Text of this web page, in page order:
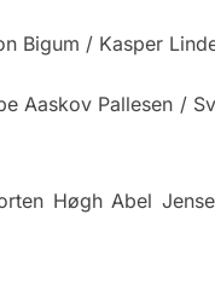
Bigum / Kasper
Aaskov Pallesen /
Høgh Abel